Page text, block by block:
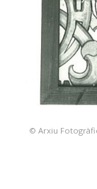
© Arxiu